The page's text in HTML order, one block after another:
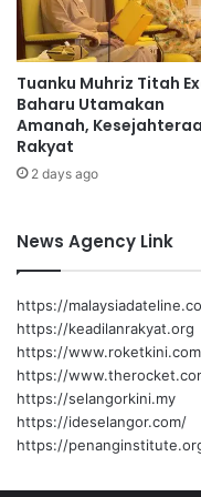
2026).
Artificial Intelligence
Aminuddin berkata,
dengan pendekatan
pembangunan negeri,
Pendekatan ini selari
tuju ekonomi masa
perkhidmatan kerajaan
berasaskan data.
Pelaksanaan teknologi
m
a
k
t
a
l
a
u
l
i
s
Tuanku Muhriz Titah
Baharu Utamakan
Amanah,
Rakyat
2 days ago
News Agency Link
https://
https://keadilanrakyat.org
https://www.roketkini.com
https://
https://selangorkini.my
https://ideselangor.com/
https://